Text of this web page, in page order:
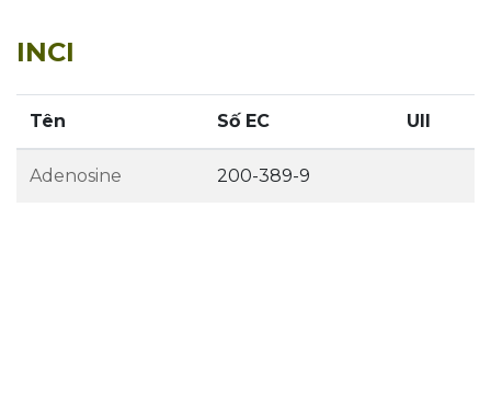
INCI
Tên Số EC UII
Adenosine 200-389-9